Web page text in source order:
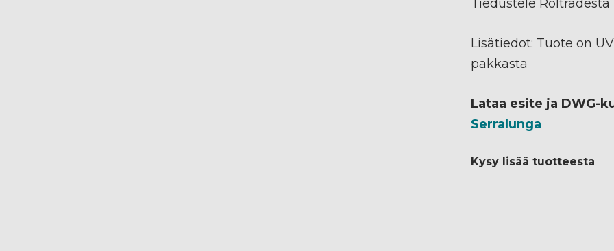
Tiedustele Roltradesta
Lisätiedot: Tuote on
pakkasta
Lataa esite ja DWG-
Serralunga
Kysy lisää tuotteesta